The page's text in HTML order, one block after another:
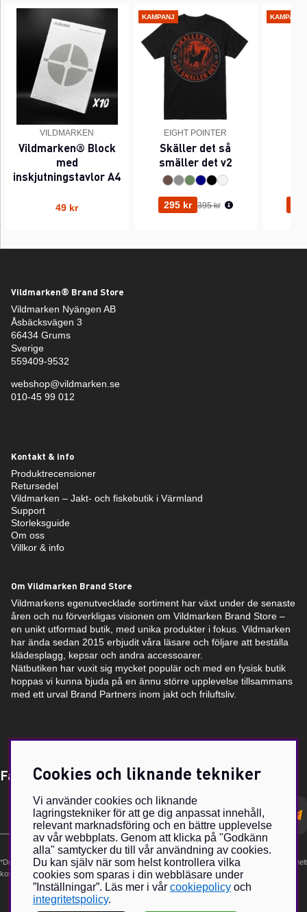
VILDMARKEN
Vildmarken® Block
med
inskjutningstavlor A4
49 kr
KAMPANJ
EIGHT POINTER
Skäller det så
smäller det v2
295 kr Ordinarie pris:
395 kr
KAMPANJ
Vildmarken® Brand Store
Vildmarken Nyängen AB
Åsbäcksvägen 3
66434 Grums
Sverige
559409-9532
webshop@vildmarken.se
010-45 99 012
Kontakt & info
Produktrecensioner
Retursedel
Vildmarken – Jakt- och fiskebutik i Värmland
Support
Storleksguide
Om oss
Villkor & info
Om Vildmarken Brand Store
Vildmarkens egenutvecklade sortiment har växt under de senaste
åren och nu förverkligas visionen om Vildmarken Brand Store –
en unikt utformad butik, med unika produkter i fokus. Vildmarken
har ända sedan 2015 erbjudit våra läsare och följare att beställa
klädesplagg, kepsar och andra accessoarer.
Nätbutiken har vuxit sig mycket populär och med en fysisk butik
hoppas vi kunna bjuda på en ännu större upplevelse tillsammans
med ett urval Brand Partners inom jakt och friluftsliv.
Få Magasin Vildmarken direkt till din e-post!*
postadress
*Du kan även få erbjudanden och nyheter från samarbetspartners. Din prenumeration är helt
kostnadsfri och kan avslutas när som helst.
Cookies och liknande tekniker
Vi använder cookies och liknande
lagringstekniker för att ge dig anpassat innehåll,
relevant marknadsföring och en bättre upplevelse
av vår webbplats. Genom att klicka på "Godkänn
alla" samtycker du till vår användning av cookies.
Du kan själv när som helst kontrollera vilka
cookies som sparas i din webbläsare under
”Inställningar”. Läs mer i vår cookiepolicy och
integritetspolicy.